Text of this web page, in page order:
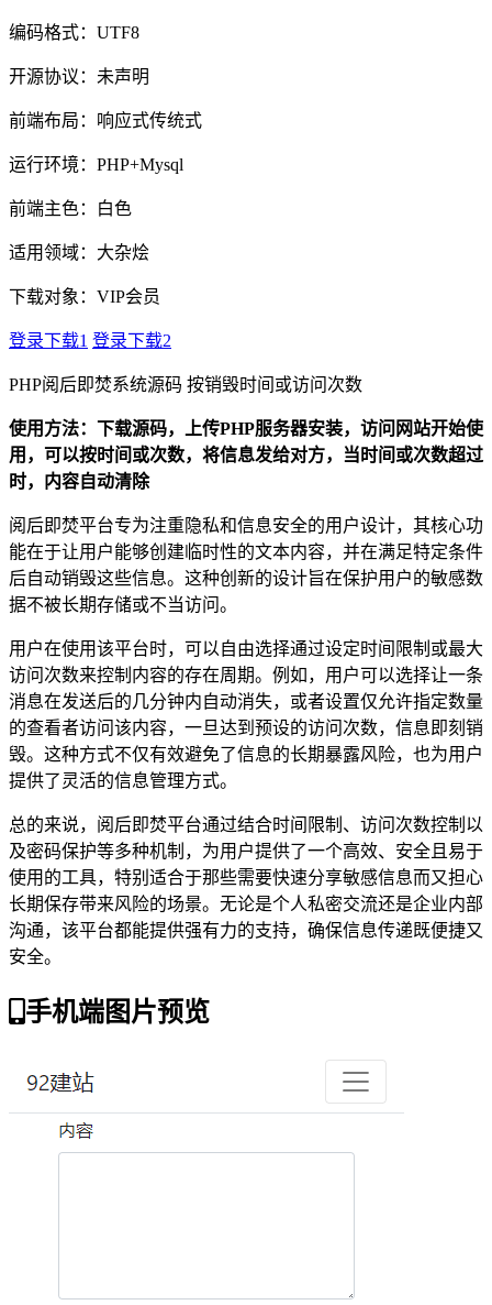
编码格式：UTF8
开源协议：未声明
前端布局：响应式传统式
运行环境：PHP+Mysql
前端主色：白色
适用领域：大杂烩
下载对象：VIP会员
登录下载1 登录下载2
PHP阅后即焚系统源码 按销毁时间或访问次数
使用方法：下载源码，上传PHP服务器安装，访问网站开始使
用，可以按时间或次数，将信息发给对方，当时间或次数超过
时，内容自动清除
阅后即焚平台专为注重隐私和信息安全的用户设计，其核心功
能在于让用户能够创建临时性的文本内容，并在满足特定条件
后自动销毁这些信息。这种创新的设计旨在保护用户的敏感数
据不被长期存储或不当访问。
用户在使用该平台时，可以自由选择通过设定时间限制或最大
访问次数来控制内容的存在周期。例如，用户可以选择让一条
消息在发送后的几分钟内自动消失，或者设置仅允许指定数量
的查看者访问该内容，一旦达到预设的访问次数，信息即刻销
毁。这种方式不仅有效避免了信息的长期暴露风险，也为用户
提供了灵活的信息管理方式。
总的来说，阅后即焚平台通过结合时间限制、访问次数控制以
及密码保护等多种机制，为用户提供了一个高效、安全且易于
使用的工具，特别适合于那些需要快速分享敏感信息而又担心
长期保存带来风险的场景。无论是个人私密交流还是企业内部
沟通，该平台都能提供强有力的支持，确保信息传递既便捷又
安全。
手机端图片预览